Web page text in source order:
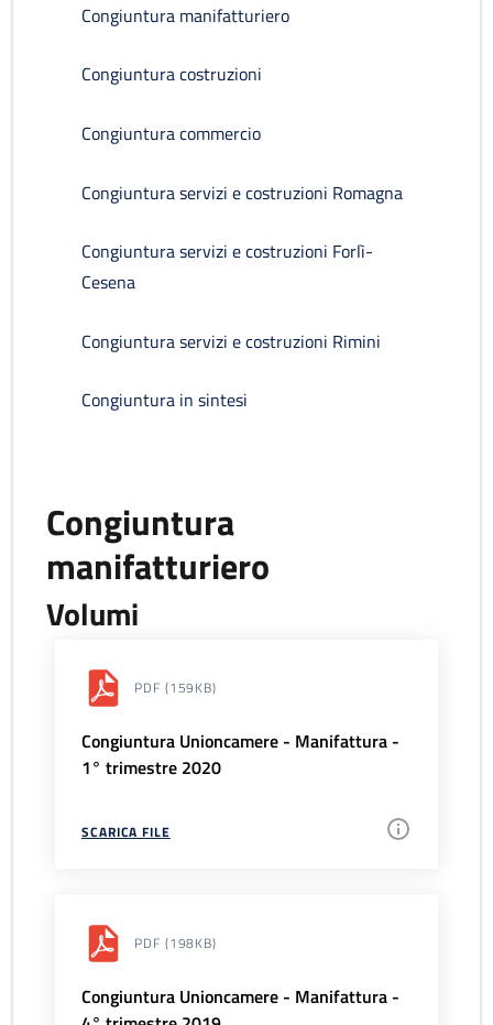
Congiuntura manifatturiero
Congiuntura costruzioni
Congiuntura commercio
Congiuntura servizi e costruzioni Romagna
Congiuntura servizi e costruzioni Forlì-
Cesena
Congiuntura servizi e costruzioni Rimini
Congiuntura in sintesi
Congiuntura
manifatturiero
Volumi
PDF (159KB)
Congiuntura Unioncamere - Manifattura -
1° trimestre 2020
SCARICA FILE
PDF (198KB)
Congiuntura Unioncamere - Manifattura -